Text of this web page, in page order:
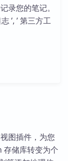
录您的笔记。
’, ’ 第三方工
图插件，为您
存储库转变为个